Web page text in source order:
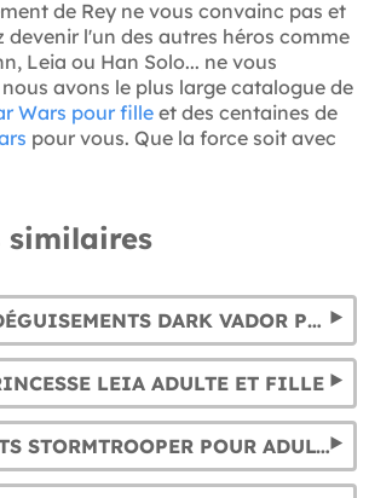
de Rey ne vous convainc pas et
devenir l'un des autres héros comme
Leia ou Han Solo... ne vous
avons le plus large catalogue de
Wars pour fille et des centaines de
pour vous. Que la force soit avec
similaires
CASQUES ET DÉGUISEMENTS DARK VADOR POUR ADULTE ET ENFANT
LEIA ADULTE ET FILLE
DÉGUISEMENTS STORMTROOPER POUR ADULTE ET ENFANT